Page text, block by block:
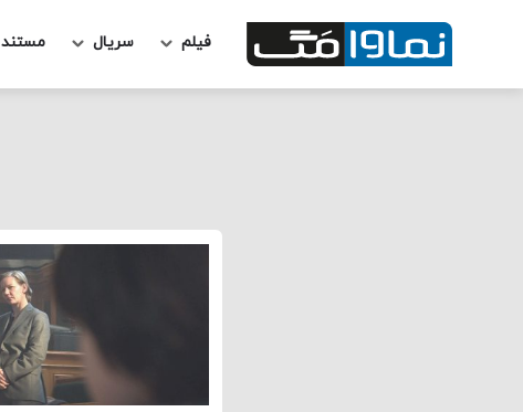
فیلم سریال مستند